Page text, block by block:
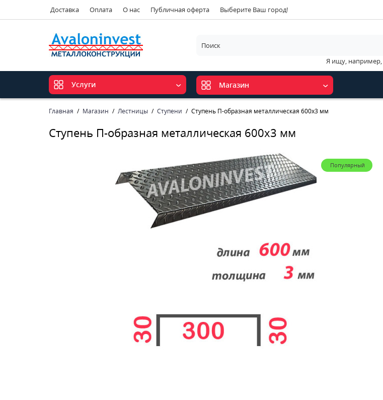
Доставка Оплата О нас Публичная оферта Выберите Ваш город!
Я ищу, например,
Услуги Магазин
Главная Магазин Лестницы Ступени Ступень П-образная металлическая 600x3 мм
Ступень П-образная металлическая 600x3 мм
Популярный